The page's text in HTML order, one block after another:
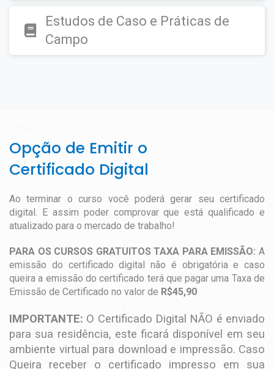
Estudos de Caso e Práticas de
Campo
Opção de Emitir o
Certificado Digital
Ao terminar o curso você poderá gerar seu certificado
digital. E assim poder comprovar que está qualificado e
atualizado para o mercado de trabalho!
PARA OS CURSOS GRATUITOS TAXA PARA EMISSÃO: A
emissão do certificado digital não é obrigatória e caso
queira a emissão do certificado terá que pagar uma Taxa de
Emissão de Certificado no valor de R$45,90
IMPORTANTE: O Certificado Digital NÃO é enviado
para sua residência, este ficará disponível em seu
ambiente virtual para download e impressão. Caso
Queira receber o certificado impresso em sua